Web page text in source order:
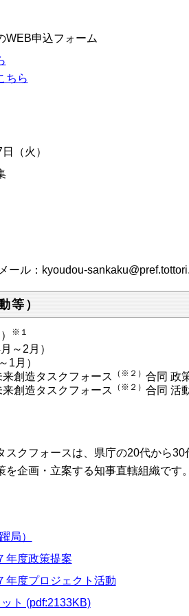
WEB申込フォーム
ちら
（火）
ール： kyoudou-
等）
※１
～2月）
1月）
創造タスクフォース
（ ※２ ） 合同 政
創造タスクフォース
（ ※２ ） 合同 活
スクフォースは、県庁の20代から
企画・立案する知事直轄組織です。
局）
年度政策提案
度プロジェクト活動
ト (pdf:2133KB)